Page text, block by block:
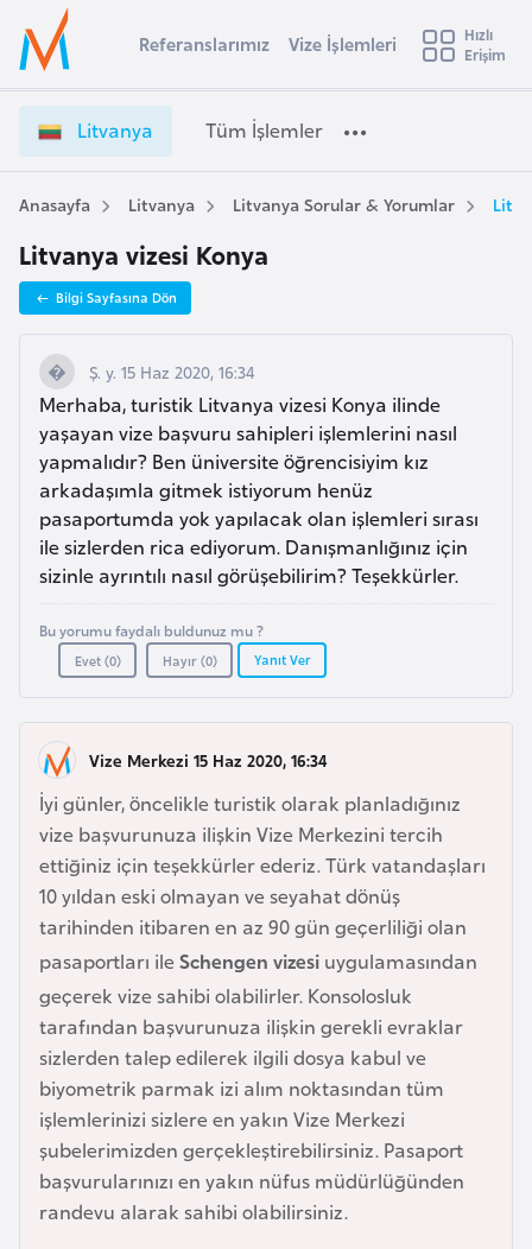
Ülke Seçimi
Başvuru yapmak istediğiniz ülkeyi seçin
Üye
Girişi
i
v
a
n
a
V
i
z
e
İ
ş
l
e
m
l
e
r
i
e
Referanslarımız Vize İşlemleri
Hızlı
Erişim
Litvanya Tüm İşlemler
Anasayfa Litvanya Litvanya Sorular & Yorumlar
Litvanya vizesi Konya
Bilgi Sayfasına Dön
Ş. y. 15 Haz 2020, 16:34
Merhaba, turistik Litvanya vizesi Konya ilinde
yaşayan vize başvuru sahipleri işlemlerini nasıl
yapmalıdır? Ben üniversite öğrencisiyim kız
arkadaşımla gitmek istiyorum henüz
pasaportumda yok yapılacak olan işlemleri sırası
ile sizlerden rica ediyorum. Danışmanlığınız için
sizinle ayrıntılı nasıl görüşebilirim? Teşekkürler.
Bu yorumu faydalı buldunuz mu ?
Evet (0) Hayır (0) Yanıt Ver
Vize Merkezi 15 Haz 2020, 16:34
İyi günler, öncelikle turistik olarak planladığınız
vize başvurunuza ilişkin Vize Merkezini tercih
ettiğiniz için teşekkürler ederiz. Türk vatandaşları
10 yıldan eski olmayan ve seyahat dönüş
tarihinden itibaren en az 90 gün geçerliliği olan
pasaportları ileSchengen vizesi uygulamasından
geçerek vize sahibi olabilirler. Konsolosluk
tarafından başvurunuza ilişkin gerekli evraklar
sizlerden talep edilerek ilgili dosya kabul ve
biyometrik parmak izi alım noktasından tüm
işlemlerinizi sizlere en yakın Vize Merkezi
şubelerimizden gerçekleştirebilirsiniz. Pasaport
başvurularınızı en yakın nüfus müdürlüğünden
randevu alarak sahibi olabilirsiniz.
s
t
r
a
A
u
s
t
u
r
y
a
A
z
r
b
a
y
c
a
n
B
a
h
r
e
y
n
B